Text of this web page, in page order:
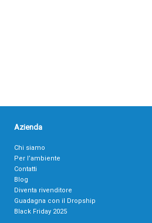
Azienda
Chi siamo
Per l’ambiente
Contatti
Blog
Diventa rivenditore
Guadagna con il Dropship
Black Friday 2025